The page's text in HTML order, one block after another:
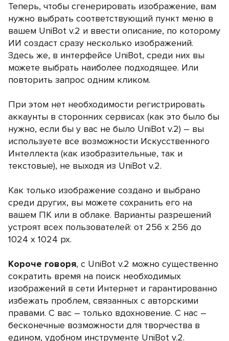
Теперь, чтобы сгенерировать изображение, вам
нужно выбрать соответствующий пункт меню в
вашем UniBot v.2 и ввести описание, по которому
ИИ создаст сразу несколько изображений.
Здесь же, в интерфейсе UniBot, среди них вы
можете выбрать наиболее подходящее. Или
повторить запрос одним кликом.
При этом нет необходимости регистрировать
аккаунты в сторонних сервисах (как это было бы
нужно, если бы у вас не было UniBot v.2) – вы
используете все возможности Искусственного
Интеллекта (как изобразительные, так и
текстовые), не выходя из UniBot v.2.
Как только изображение создано и выбрано
среди других, вы можете сохранить его на
вашем ПК или в облаке. Варианты разрешений
устроят всех пользователей: от 256 х 256 до
1024 х 1024 px.
Короче говоря, с UniBot v.2 можно существенно
сократить время на поиск необходимых
изображений в сети Интернет и гарантированно
избежать проблем, связанных с авторскими
правами. С вас – только вдохновение. С нас –
бесконечные возможности для творчества в
едином, удобном инструменте UniBot v.2.